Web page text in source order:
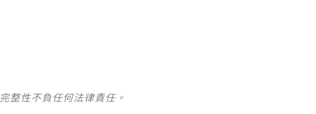
整性不負任何法律責任。